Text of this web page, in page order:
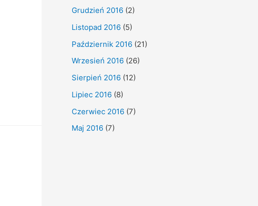
Grudzień 2016 (2)
Listopad 2016 (5)
Październik 2016 (21)
Wrzesień 2016 (26)
Sierpień 2016 (12)
Lipiec 2016 (8)
Czerwiec 2016 (7)
Maj 2016 (7)